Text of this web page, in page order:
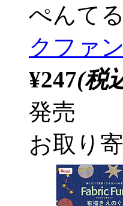
ぺんてる
クファ
¥247(税
発売
お取り